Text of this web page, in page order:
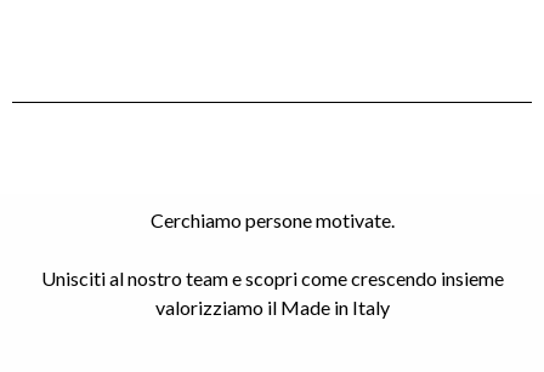
Cerchiamo persone motivate.
Unisciti al nostro team e scopri come crescendo insieme
valorizziamo il Made in Italy